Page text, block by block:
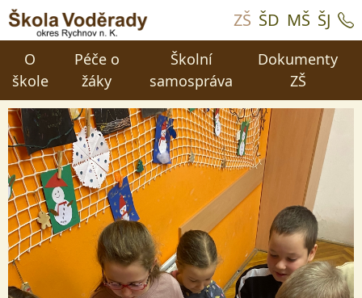
ZŠ ŠD MŠ ŠJ
O
škole
Péče o
žáky
Školní
samospráva
Dokumenty
ZŠ